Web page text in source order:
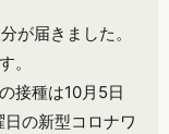
が届きました。
。
接種は10月5日
日の新型コロナワ